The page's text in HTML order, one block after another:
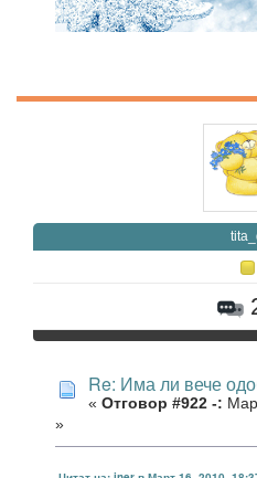
Re: Има ли вече
« Отговор #922 -:
»